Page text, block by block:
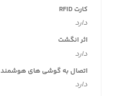
کارت RFID
دارد
اثر انگشت
دارد
اتصال به گوشی های هوشمند
دارد